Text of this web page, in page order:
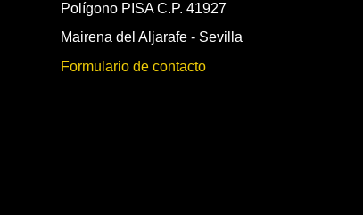
Polígono PISA C.P. 41927
Mairena del Aljarafe - Sevilla
Formulario de contacto